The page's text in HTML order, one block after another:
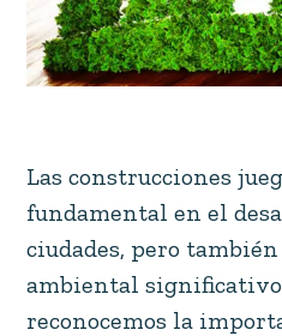
Las construcciones
fundamental en el
ciudades, pero
ambiental significativo.
reconocemos la